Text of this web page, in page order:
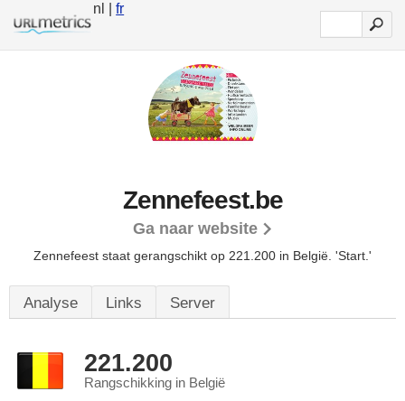
nl |fr
Zennefeest.be
Ga naar website
Zennefeest staat gerangschikt op 221.200 in België. 'Start.'
Analyse Links Server
221.200
Rangschikking in België